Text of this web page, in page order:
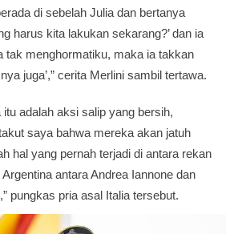
di sebelah Julia dan bertanya
harus kita lakukan sekarang?’ dan ia
tak menghormatiku, maka ia takkan
juga’,” cerita Merlini sambil tertawa.
itu adalah aksi salip yang bersih,
saya bahwa mereka akan jatuh
hal yang pernah terjadi di antara rekan
antara Andrea Iannone dan
pungkas pria asal Italia tersebut.